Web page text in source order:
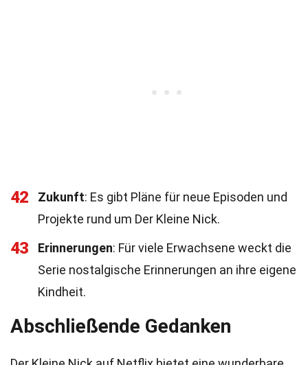
42 Zukunft: Es gibt Pläne für neue Episoden und
Projekte rund um Der Kleine Nick.
43 Erinnerungen: Für viele Erwachsene weckt die
Serie nostalgische Erinnerungen an ihre eigene
Kindheit.
Abschließende Gedanken